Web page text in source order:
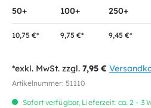
50+ 100+ 250+
10,75 €* 9,75 €* 9,45 €*
*exkl. MwSt. zzgl. 7,95 €
Artikelnummer: 51110
Sofort verfügbar, Lieferzeit: ca. 2 - 3